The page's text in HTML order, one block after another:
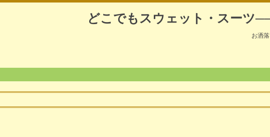
どこでもスウェット・スーツ
お洒